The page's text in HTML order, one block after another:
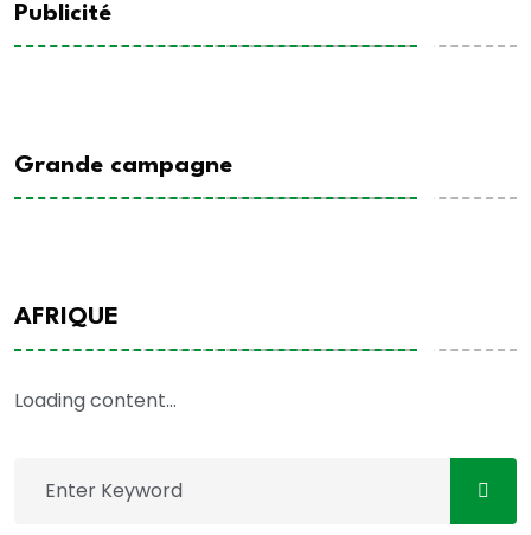
Publicité
Grande campagne
AFRIQUE
Loading content...